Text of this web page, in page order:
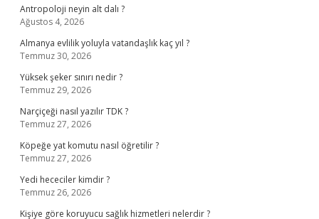
Antropoloji neyin alt dalı ?
Ağustos 4, 2026
Almanya evlilik yoluyla vatandaşlık kaç yıl ?
Temmuz 30, 2026
Yüksek şeker sınırı nedir ?
Temmuz 29, 2026
Narçiçeği nasıl yazılır TDK ?
Temmuz 27, 2026
Köpeğe yat komutu nasıl öğretilir ?
Temmuz 27, 2026
Yedi hececiler kimdir ?
Temmuz 26, 2026
Kişiye göre koruyucu sağlık hizmetleri nelerdir ?